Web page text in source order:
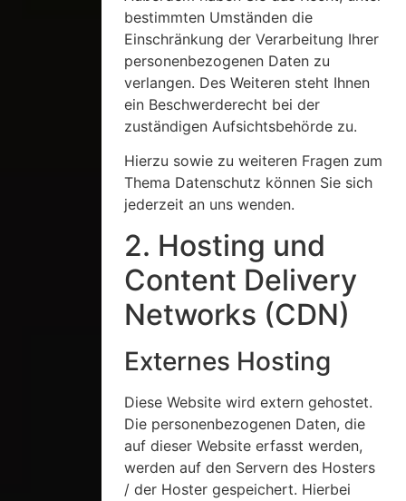
bestimmten Umständen die
Einschränkung der Verarbeitung Ihrer
personenbezogenen Daten zu
verlangen. Des Weiteren steht Ihnen
ein Beschwerderecht bei der
zuständigen Aufsichtsbehörde zu.
Hierzu sowie zu weiteren Fragen zum
Thema Datenschutz können Sie sich
jederzeit an uns wenden.
2. Hosting und
Content Delivery
Networks (CDN)
Externes Hosting
Diese Website wird extern gehostet.
Die personenbezogenen Daten, die
auf dieser Website erfasst werden,
werden auf den Servern des Hosters
/ der Hoster gespeichert. Hierbei